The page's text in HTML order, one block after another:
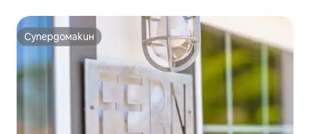
Супердомакин
Супердомакин